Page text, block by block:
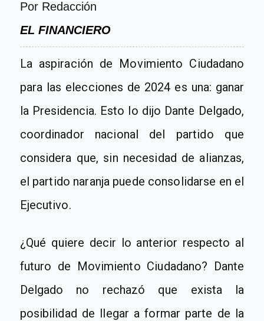
PorRedacción
EL FINANCIERO
La aspiración de Movimiento Ciudadano
para las elecciones de 2024 es una: ganar
la Presidencia. Esto lo dijo Dante Delgado,
coordinador nacional del partido que
considera que, sin necesidad de alianzas,
el partido naranja puede consolidarse en el
Ejecutivo.
¿Qué quiere decir lo anterior respecto al
futuro de Movimiento Ciudadano? Dante
Delgado no rechazó que exista la
posibilidad de llegar a formar parte de la